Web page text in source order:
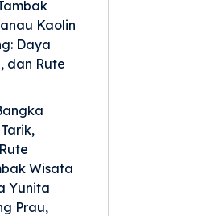
Kaolin
Daya
dan Rute
Wisata
Yunita
Prau,